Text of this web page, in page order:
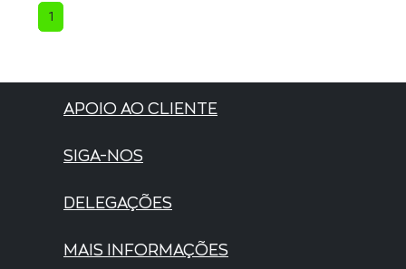
1
APOIO AO CLIENTE
SIGA-NOS
DELEGAÇÕES
MAIS INFORMAÇÕES